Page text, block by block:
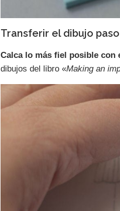
Transferir el dibujo
Calca lo más fiel posible con
dibujos del libro «Making an